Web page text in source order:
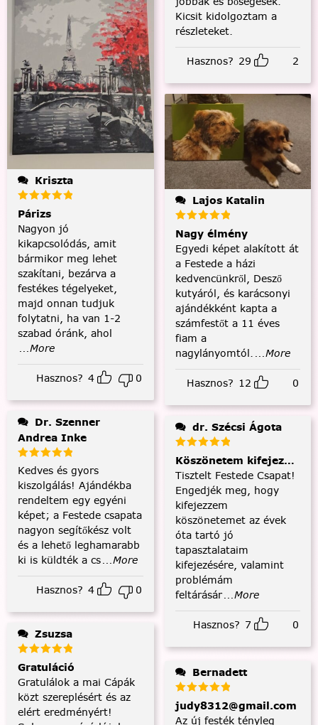
Kriszta
Párizs
Nagyon jó
kikapcsolódás, amit
bármikor meg lehet
szakítani, bezárva a
festékes tégelyeket,
majd onnan tudjuk
folytatni, ha van 1-2
szabad óránk, ahol
...More
Hasznos? 4 0
Andrea Inke
Kedves és gyors
kiszolgálás! Ajándékba
rendeltem egy egyéni
képet; a Festede csapata
nagyon segítőkész volt
és a lehető leghamarabb
ki is küldték a cs...More
Hasznos? 4 0
Zsuzsa
Gratuláció
Gratulálok a mai Cápák
közt szereplésért és az
elért eredményért!
Kicsit kidolgoztam a
részleteket.
Hasznos? 29 2
Lajos Katalin
Nagy élmény
Egyedi képet alakított át
a Festede a házi
kedvencünkről, Desző
kutyáról, és karácsonyi
ajándékként kapta a
számfestőt a 11 éves
fiam a
nagylányomtól. ...More
Hasznos? 12 0
dr. Szécsi Ágota
Köszönetem kifejezése
Tisztelt Festede Csapat!
Engedjék meg, hogy
kifejezzem
köszönetemet az évek
óta tartó jó
tapasztalataim
kifejezésére, valamint
problémám
feltárásár...More
Hasznos? 7 0
Bernadett
judy8312@gmail.com
Az új festék tényleg